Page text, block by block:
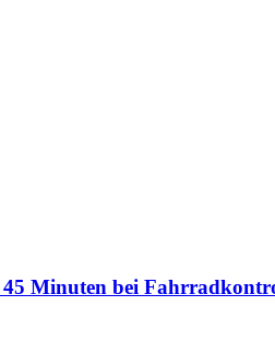
Minuten bei